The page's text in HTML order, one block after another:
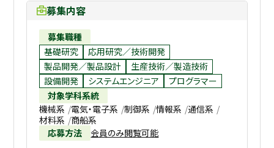
募集内容
募集職種
基礎研究
応用研究／技術開発
製品開発／製品設計
生産技術／製造技術
設備開発
システムエンジニア
プログラマー
対象学科系統
機械系 電気・電子系 制御系 情報系 通信系
材料系 商船系
応募方法
会員のみ閲覧可能